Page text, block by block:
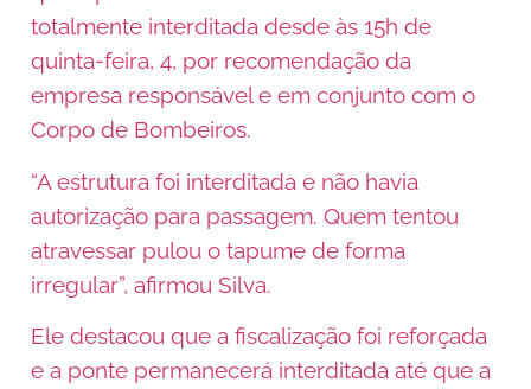
totalmente interditada desde às 15h de
quinta-feira, 4, por recomendação da
empresa responsável e em conjunto com o
Corpo de Bombeiros.
“A estrutura foi interditada e não havia
autorização para passagem. Quem tentou
atravessar pulou o tapume de forma
irregular”, afirmou Silva.
Ele destacou que a fiscalização foi reforçada
e a ponte permanecerá interditada até que a